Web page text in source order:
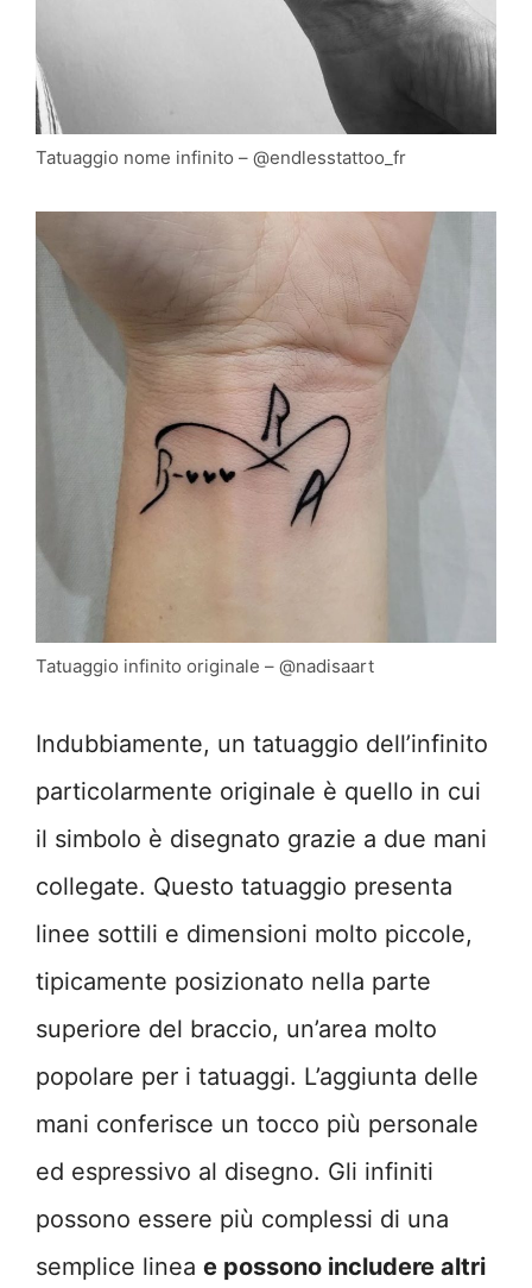
Tatuaggio nome infinito – @endlesstattoo_fr
Tatuaggio infinito originale – @nadisaart
Indubbiamente, un tatuaggio dell’infinito
particolarmente originale è quello in cui
il simbolo è disegnato grazie a due mani
collegate. Questo tatuaggio presenta
linee sottili e dimensioni molto piccole,
tipicamente posizionato nella parte
superiore del braccio, un’area molto
popolare per i tatuaggi. L’aggiunta delle
mani conferisce un tocco più personale
ed espressivo al disegno. Gli infiniti
possono essere più complessi di una
semplice linea e possono includere altri